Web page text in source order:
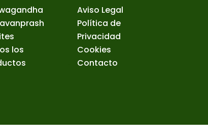
los
Aviso Legal
Política de
Privacidad
Cookies
Contacto